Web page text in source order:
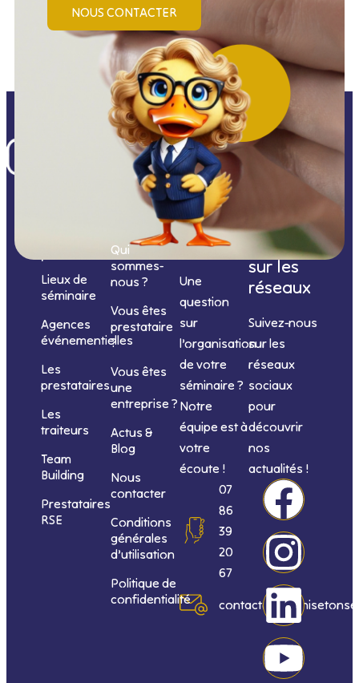
NOUS CONTACTER
prestations
Lieux de
séminaire
Agences
événementielles
Les
prestataires
Les
traiteurs
Team
Building
Prestataires
RSE
Informations
Qui
sommes-
nous ?
Vous êtes
prestataire
?
Vous êtes
une
entreprise ?
Actus &
Blog
Nous
contacter
Conditions
générales
d’utilisation
Politique de
confidentialité
Nous
contacter
Une
question
sur
l’organisation
de votre
séminaire ?
Notre
équipe est à
votre
écoute !
07
86
39
20
67
Nous
suivre
sur les
réseaux
Suivez-nous
sur les
réseaux
sociaux
pour
découvrir
nos
actualités !
F
a
c
e
b
I
n
s
t
a
L
i
n
k
e
Y
o
u
t
u